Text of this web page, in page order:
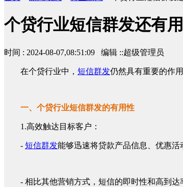
个贷行业短信群发还有
时间 : 2024-08-07,08:51:09 编辑 ::超级管理员
在个贷行业中， 短信群发仍然具有重要的作
一、个贷行业短信群发的有用性
1.高效触达目标客户：
- 短信群发能够迅速将贷款产品信息、优惠活
- 相比其他营销方式，短信的即时性和高到达